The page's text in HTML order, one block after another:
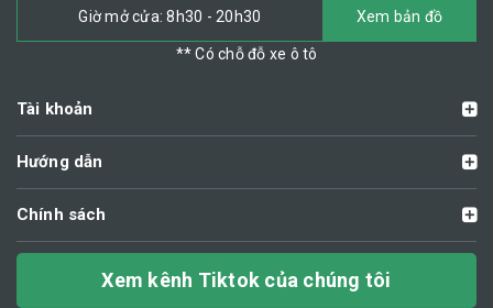
Giờ mở cửa: 8h30 - 20h30 Xem bản đồ
** Có chỗ đỗ xe ô tô
Tài khoản
Hướng dẫn
Chính sách
Xem kênh Tiktok của chúng tôi